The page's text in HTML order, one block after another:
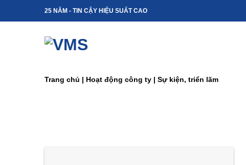
25 NĂM - TIN CẬY HIỆU SUẤT CAO
Trang chủ | Hoạt động công ty | Sự kiện, triển lãm